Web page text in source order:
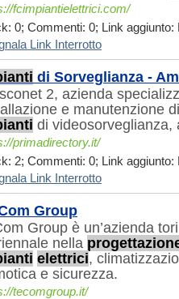
fcimpiantielettrici.com/
0; Commenti: 0; Link aggiunto:
Link Interrotto
di Sorveglianza -
2, azienda
e manutenzione
di videosorveglianza,
primadirectory.it/
2; Commenti: 0; Link aggiunto:
Link Interrotto
Group
Group è un’azienda
nella
elettrici,
e sicurezza.
tecomgroup.it/